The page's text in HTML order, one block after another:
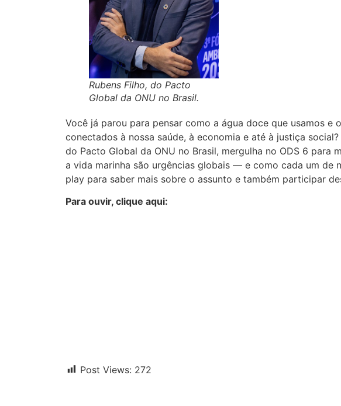
Rubens Filho, do Pacto
Global da ONU no Brasil.
Você já parou para pensar como a água doce que usamos e
conectados à nossa saúde, à economia e até à justiça
do Pacto Global da ONU no Brasil, mergulha no ODS 6
a vida marinha são urgências globais — e como cada um de
play para saber mais sobre o assunto e também participar
Para ouvir, clique aqui:
Post Views: 272